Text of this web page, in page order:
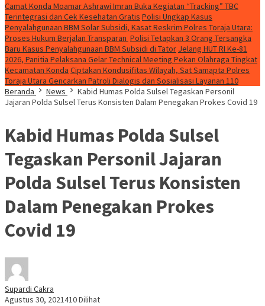
Camat Konda Moamar Ashrawi Imran Buka Kegiatan “Tracking” TBC
Terintegrasi dan Cek Kesehatan Gratis Polisi Ungkap Kasus
Penyalahgunaan BBM Solar Subsidi, Kasat Reskrim Polres Toraja Utara:
Proses Hukum Berjalan Transparan Polisi Tetapkan 3 Orang Tersangka
Baru Kasus Penyalahgunaan BBM Subsidi di Tator Jelang HUT RI Ke-81
2026, Panitia Pelaksana Gelar Technical Meeting Pekan Olahraga Tingkat
Kecamatan Konda Ciptakan Kondusifitas Wilayah, Sat Samapta Polres
Toraja Utara Gencarkan Patroli Dialogis dan Sosialisasi Layanan 110
Beranda
News
Kabid Humas Polda Sulsel Tegaskan Personil
Jajaran Polda Sulsel Terus Konsisten Dalam Penegakan Prokes Covid 19
Kabid Humas Polda Sulsel
Tegaskan Personil Jajaran
Polda Sulsel Terus Konsisten
Dalam Penegakan Prokes
Covid 19
Supardi Cakra
Agustus 30, 2021410 Dilihat